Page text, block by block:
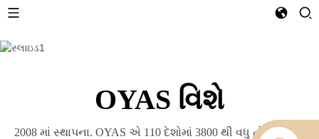
OYAS વિશે
2008 માં સ્થાપના. OYAS એ 110 દેશોમાં 3800 થી વધુ હોટલો સાથે